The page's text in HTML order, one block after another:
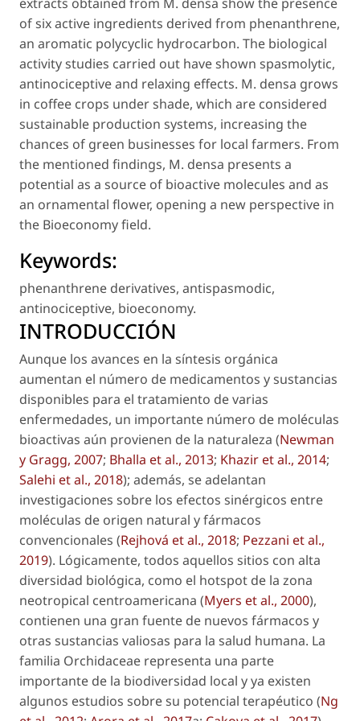
of six active ingredients derived from phenanthrene,
an aromatic polycyclic hydrocarbon. The biological
activity studies carried out have shown spasmolytic,
antinociceptive and relaxing effects. M. densa grows
in coffee crops under shade, which are considered
sustainable production systems, increasing the
chances of green businesses for local farmers. From
the mentioned findings, M. densa presents a
potential as a source of bioactive molecules and as
an ornamental flower, opening a new perspective in
the Bioeconomy field.
Keywords:
phenanthrene derivatives, antispasmodic,
antinociceptive, bioeconomy.
INTRODUCCIÓN
Aunque los avances en la síntesis orgánica
aumentan el número de medicamentos y sustancias
disponibles para el tratamiento de varias
enfermedades, un importante número de moléculas
bioactivas aún provienen de la naturaleza (Newman
y Gragg, 2007; Bhalla et al., 2013; Khazir et al., 2014;
Salehi et al., 2018); además, se adelantan
investigaciones sobre los efectos sinérgicos entre
moléculas de origen natural y fármacos
convencionales (Rejhová et al., 2018; Pezzani et al.,
2019). Lógicamente, todos aquellos sitios con alta
diversidad biológica, como el hotspot de la zona
neotropical centroamericana (Myers et al., 2000),
contienen una gran fuente de nuevos fármacos y
otras sustancias valiosas para la salud humana. La
familia Orchidaceae representa una parte
importante de la biodiversidad local y ya existen
algunos estudios sobre su potencial terapéutico (Ng